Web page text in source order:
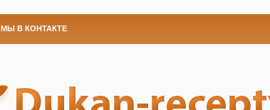
МЫ В КОНТАКТЕ